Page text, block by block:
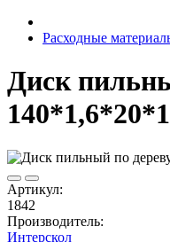
Расходные
Диск
Артикул:
1842
Производитель:
Интерскол